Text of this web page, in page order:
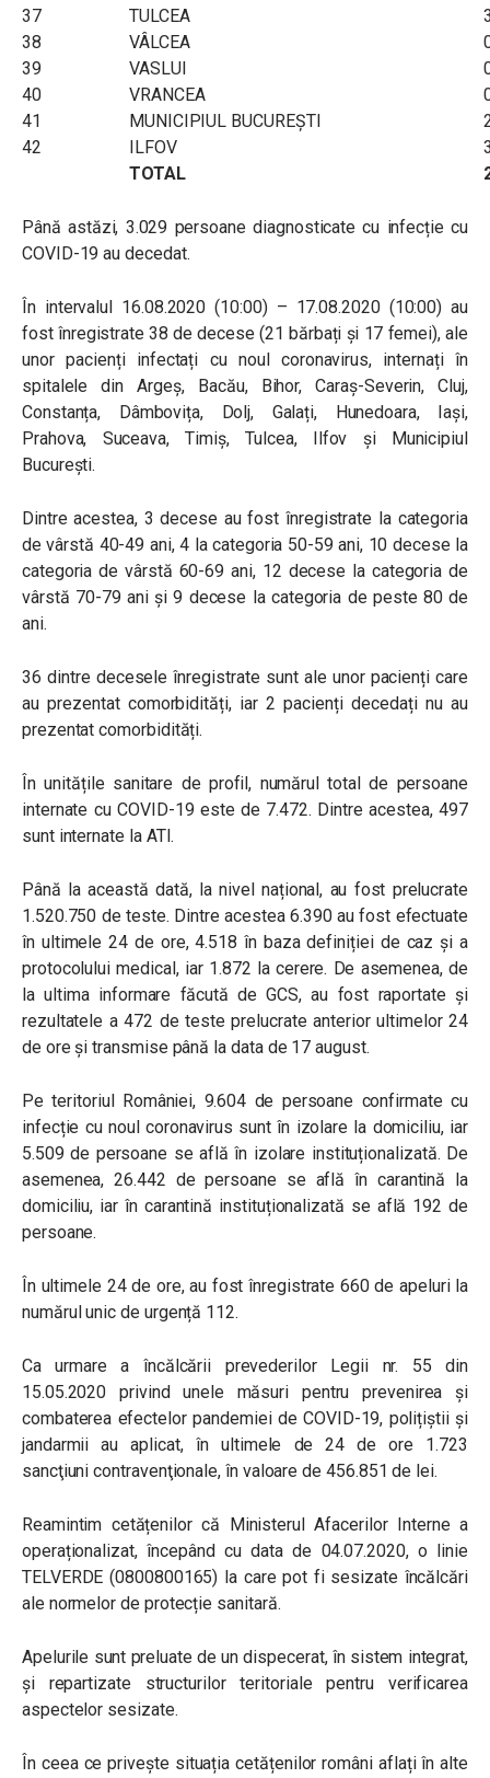
37
TULCEA
38
VÂLCEA
39
VASLUI
40
VRANCEA
41
MUNICIPIUL BUCUREŞTI
42
ILFOV
TOTAL
Până astăzi, 3.029 persoane diagnosticate cu infecție cu
COVID-19 au decedat.
În intervalul 16.08.2020 (10:00) – 17.08.2020 (10:00) au
fost înregistrate 38 de decese (21 bărbați și 17 femei), ale
unor pacienți infectați cu noul coronavirus, internați în
spitalele din Argeș, Bacău, Bihor, Caraș-Severin, Cluj,
Constanța, Dâmbovița, Dolj, Galați, Hunedoara, Iași,
Prahova, Suceava, Timiș, Tulcea, Ilfov și Municipiul
București.
Dintre acestea, 3 decese au fost înregistrate la categoria
de vârstă 40-49 ani, 4 la categoria 50-59 ani, 10 decese la
categoria de vârstă 60-69 ani, 12 decese la categoria de
vârstă 70-79 ani și 9 decese la categoria de peste 80 de
ani.
36 dintre decesele înregistrate sunt ale unor pacienți care
au prezentat comorbidități, iar 2 pacienți decedați nu au
prezentat comorbidități.
În unitățile sanitare de profil, numărul total de persoane
internate cu COVID-19 este de 7.472. Dintre acestea, 497
sunt internate la ATI.
Până la această dată, la nivel național, au fost prelucrate
1.520.750 de teste. Dintre acestea 6.390 au fost efectuate
în ultimele 24 de ore, 4.518 în baza definiției de caz și a
protocolului medical, iar 1.872 la cerere. De asemenea, de
la ultima informare făcută de GCS, au fost raportate și
rezultatele a 472 de teste prelucrate anterior ultimelor 24
de ore și transmise până la data de 17 august.
Pe teritoriul României, 9.604 de persoane confirmate cu
infecție cu noul coronavirus sunt în izolare la domiciliu, iar
5.509 de persoane se află în izolare instituționalizată. De
asemenea, 26.442 de persoane se află în carantină la
domiciliu, iar în carantină instituționalizată se află 192 de
persoane.
În ultimele 24 de ore, au fost înregistrate 660 de apeluri la
numărul unic de urgență 112.
Ca urmare a încălcării prevederilor Legii nr. 55 din
15.05.2020 privind unele măsuri pentru prevenirea și
combaterea efectelor pandemiei de COVID-19, polițiștii și
jandarmii au aplicat, în ultimele de 24 de ore 1.723
sancţiuni contravenţionale, în valoare de 456.851 de lei.
Reamintim cetățenilor că Ministerul Afacerilor Interne a
operaționalizat, începând cu data de 04.07.2020, o linie
TELVERDE (0800800165) la care pot fi sesizate încălcări
ale normelor de protecție sanitară.
Apelurile sunt preluate de un dispecerat, în sistem integrat,
și repartizate structurilor teritoriale pentru verificarea
aspectelor sesizate.
În ceea ce privește situația cetățenilor români aflați în alte